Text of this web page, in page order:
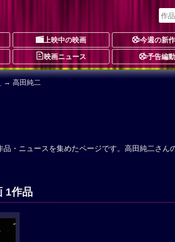
上映中の映画 今週の新
映画ニュース 予告編
→ 高田純二
・ニュースを集めたページです。高田純二さん
1作品